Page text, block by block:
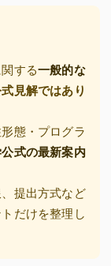
する一般的な
見解ではあり
態・プログラ
式の最新案内
提出方式など
だけを整理し